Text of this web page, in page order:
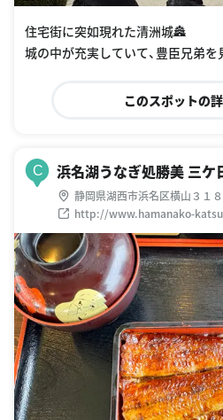
住宅街に突如現れた清洲城🏯
城の中が充実していて、豊臣兄弟を
このスポットの
C 浜名湖うなぎ処勝美 三ケ
静岡県湖西市浜名区横山３１８
http://www.hamanako-